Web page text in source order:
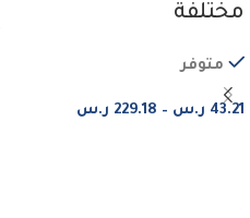
مختلفة
متوفر
43.21 ر.س –
229.18 ر.س